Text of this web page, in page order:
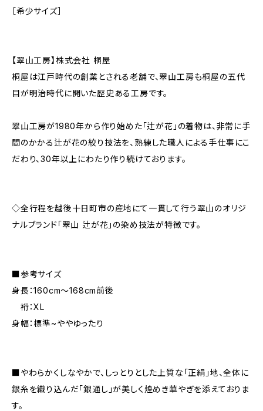
［希少サイズ］
【翠山工房】株式会社 桐屋
桐屋は江戸時代の創業とされる老舗で、翠山工房も桐屋の五代
目が明治時代に開いた歴史ある工房です。
翠山工房が1980年から作り始めた「辻が花」の着物は、非常に手
間のかかる辻が花の絞り技法を、熟練した職人による手仕事にこ
だわり、30年以上にわたり作り続けております。
◇全行程を越後十日町市の産地にて一貫して行う翠山のオリジ
ナルブランド「翠山 辻が花」の染め技法が特徴です。
■参考サイズ
身長：160cm～168cm前後
裄：XL
身幅：標準~ややゆったり
■やわらかくしなやかで、しっとりとした上質な「正絹」地、全体に
銀糸を織り込んだ「銀通し」が美しく煌めき華やぎを添えておりま
す。